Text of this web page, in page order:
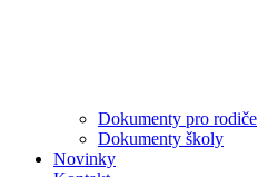
Dokumenty pro rodiče
Dokumenty školy
Novinky